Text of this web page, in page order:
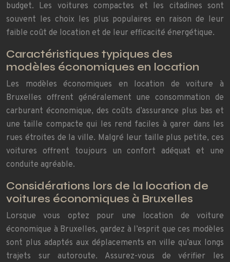
budget. Les voitures compactes et les citadines sont
souvent les choix les plus populaires en raison de leur
faible coût de location et de leur efficacité énergétique.
Caractéristiques typiques des
modèles économiques en location
Les modèles économiques en location de voiture à
Bruxelles offrent généralement une consommation de
carburant économique, des coûts d’assurance plus bas et
une taille compacte qui les rend faciles à garer dans les
rues étroites de la ville. Malgré leur taille plus petite, ces
voitures offrent toujours un confort adéquat et une
conduite agréable.
Considérations lors de la location de
voitures économiques à Bruxelles
Lorsque vous optez pour une location de voiture
économique à Bruxelles, gardez à l’esprit que ces modèles
sont plus adaptés aux déplacements en ville qu’aux longs
trajets sur autoroute. Assurez-vous de vérifier les